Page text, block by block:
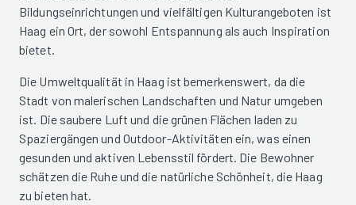
Bildungseinrichtungen und vielfältigen Kulturangeboten ist
Haag ein Ort, der sowohl Entspannung als auch Inspiration
bietet.
Die Umweltqualität in Haag ist bemerkenswert, da die
Stadt von malerischen Landschaften und Natur umgeben
ist. Die saubere Luft und die grünen Flächen laden zu
Spaziergängen und Outdoor-Aktivitäten ein, was einen
gesunden und aktiven Lebensstil fördert. Die Bewohner
schätzen die Ruhe und die natürliche Schönheit, die Haag
zu bieten hat.